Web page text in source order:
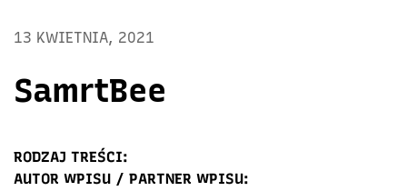
13 KWIETNIA, 2021
SamrtBee
RODZAJ TREŚCI:
AUTOR WPISU / PARTNER WPISU: